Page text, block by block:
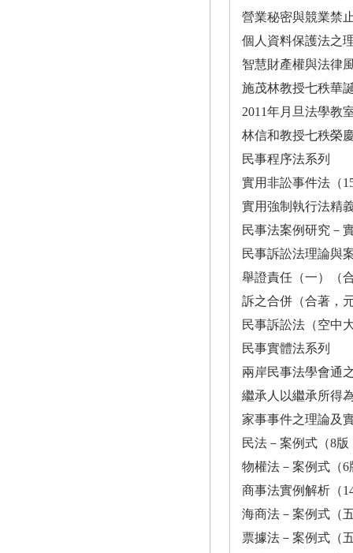
營業秘密與競業禁
個人資料保護法之
智慧財產權與法律
施茂林教授七秩華
2011年月旦法學教
林信和教授七秩榮
民事程序法系列
實用非訟事件法（
實用強制執行法精
民事法案例研究－
民事訴訟法理論與
舉證責任（一）（
訴之合併（合著，
民事訴訟法（空中
民事實體法系列
兩岸民事法學會通
繼承人以繼承所得
家事事件之理論及
民法－案例式（8版
物權法－案例式（6
商事法實例解析（
海商法－案例式（
票據法－案例式（